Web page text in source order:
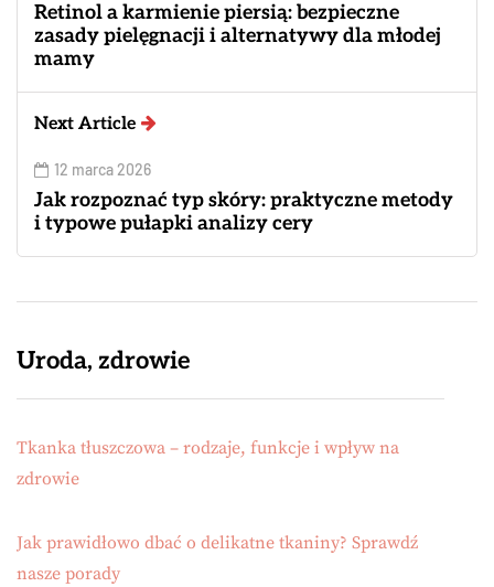
Retinol a karmienie piersią: bezpieczne
zasady pielęgnacji i alternatywy dla młodej
mamy
Next Article
12 marca 2026
Jak rozpoznać typ skóry: praktyczne metody
i typowe pułapki analizy cery
Uroda, zdrowie
Tkanka tłuszczowa – rodzaje, funkcje i wpływ na
zdrowie
Jak prawidłowo dbać o delikatne tkaniny? Sprawdź
nasze porady